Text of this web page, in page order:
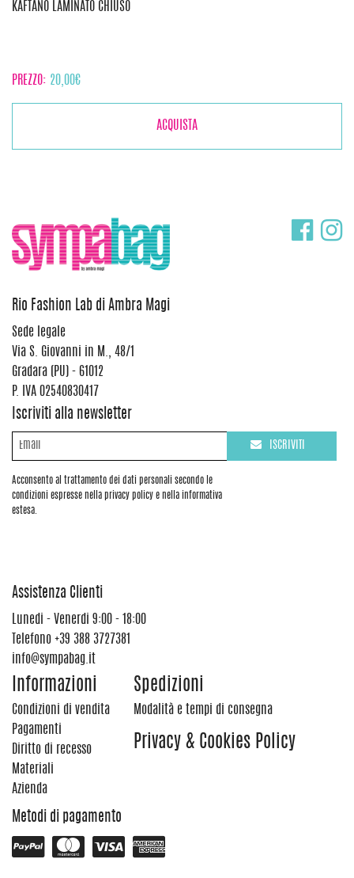
KAFTANO LAMINATO CHIUSO
PREZZO: 20,00€
ACQUISTA
Rio Fashion Lab di Ambra Magi
Sede legale
Via S. Giovanni in M., 48/1
Gradara (PU) - 61012
P. IVA 02540830417
Iscriviti alla newsletter
Acconsento al trattamento dei dati personali secondo le
condizioni espresse nella privacy policy e nella informativa
estesa.
ISCRIVITI
Assistenza Clienti
Lunedi - Venerdi 9:00 - 18:00
Telefono +39 388 3727381
info@sympabag.it
Informazioni
Condizioni di vendita
Pagamenti
Diritto di recesso
Materiali
Azienda
Spedizioni
Modalità e tempi di consegna
Privacy & Cookies Policy
Metodi di pagamento